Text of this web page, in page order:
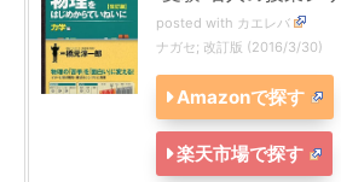
posted with カエレバ
ナガセ; 改訂版 (2016/3/30)
Amazonで探す
楽天市場で探す